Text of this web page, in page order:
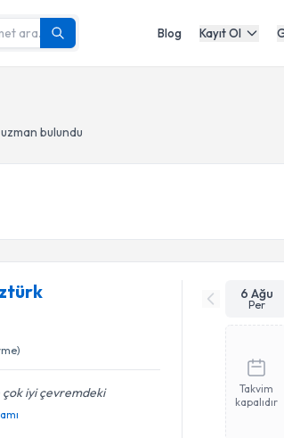
Blog Kayıt Ol
bulundu
iyi çevremdeki
6 Ağu
Per
Takvim
kapalıdır